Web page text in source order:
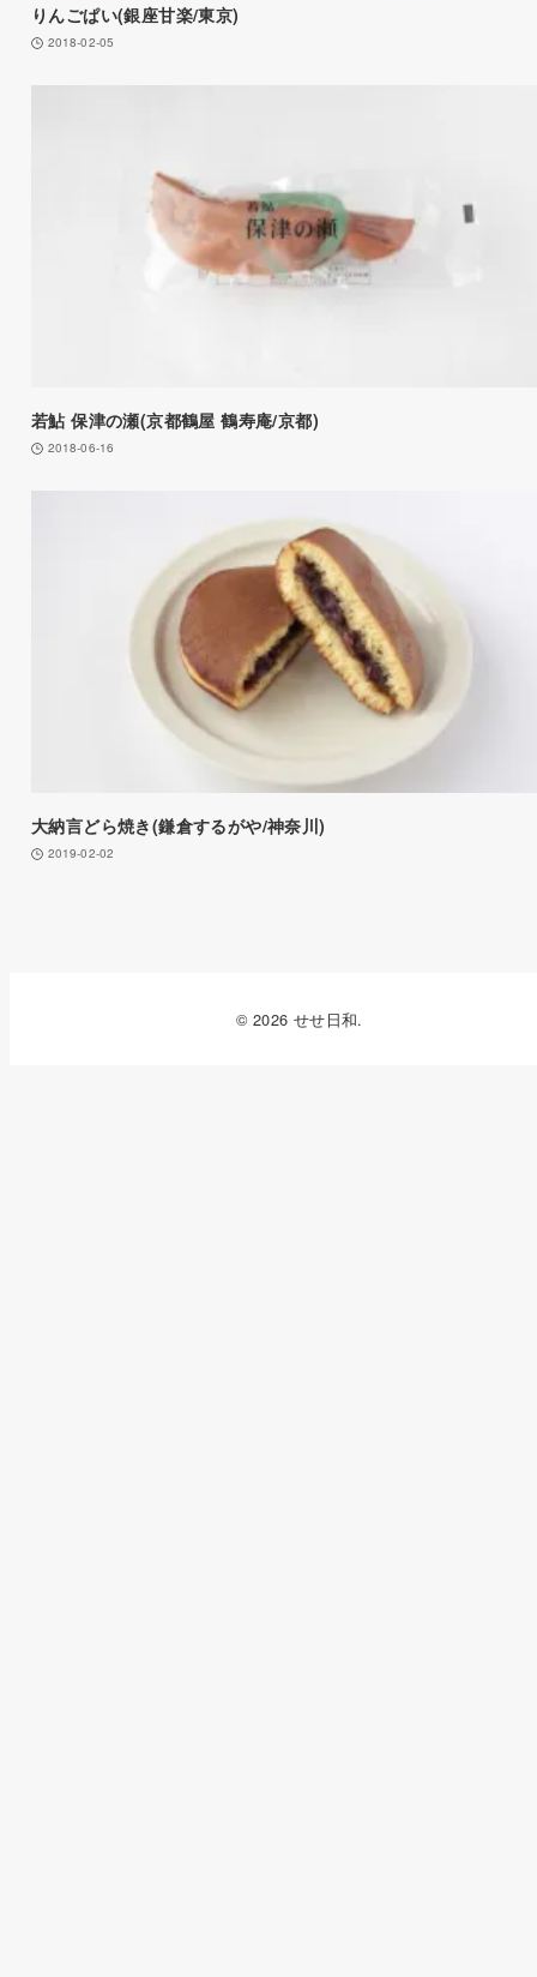
りんごぱい(銀座甘楽/東京)
2018-02-05
若鮎 保津の瀬(京都鶴屋 鶴寿庵/京都)
2018-06-16
大納言どら焼き(鎌倉するがや/神奈川)
2019-02-02
© 2026 せせ日和.